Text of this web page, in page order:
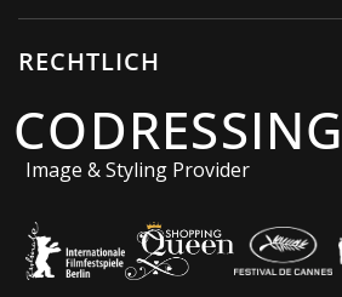
RECHTLICH
CODRESSING
Image & Styling Provider